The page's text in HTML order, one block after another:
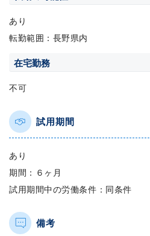
あり
転勤範囲：長野県内
在宅勤務
不可
試用期間
あり
期間：６ヶ月
試用期間中の労働条件：同条件
備考